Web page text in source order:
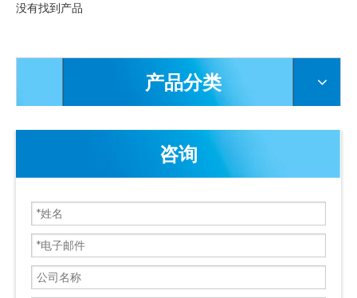
没有找到产品
产品分类
咨询